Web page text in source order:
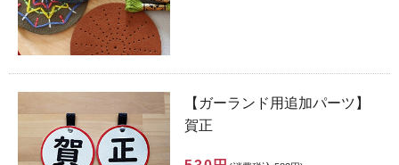
【ガーランド用追加パーツ】
賀正